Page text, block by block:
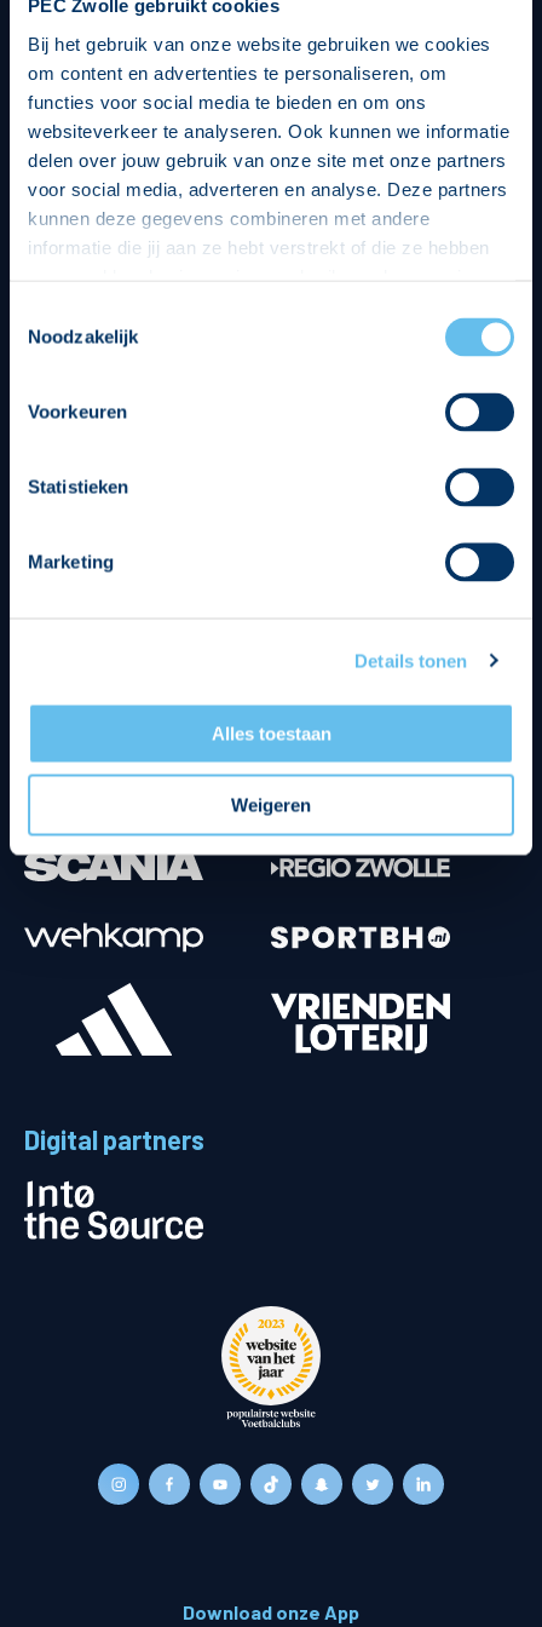
PEC Zwolle gebruikt cookies
Bij het gebruik van onze website gebruiken we cookies
om content en advertenties te personaliseren, om
functies voor social media te bieden en om ons
websiteverkeer te analyseren. Ook kunnen we informatie
delen over jouw gebruik van onze site met onze partners
voor social media, adverteren en analyse. Deze partners
kunnen deze gegevens combineren met andere
informatie die jij aan ze hebt verstrekt of die ze hebben
op een veilige en integere wijze. Je kunt je toestemming
beheren op de privacy- en cookieverklaring pagina.
Noodzakelijk
Voorkeuren
Statistieken
Marketing
Details tonen
Alles toestaan
Weigeren
Digital partners
Download onze App